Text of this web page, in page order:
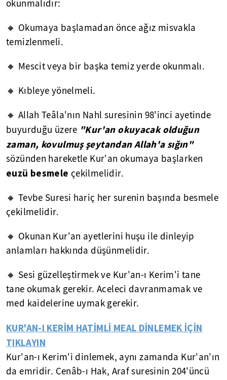
okunmalıdır:
🔸 Okumaya başlamadan önce ağız misvakla
temizlenmeli.
🔸 Mescit veya bir başka temiz yerde okunmalı.
🔸 Kıbleye yönelmeli.
🔸 Allah Teâla'nın Nahl suresinin 98'inci ayetinde
buyurduğu üzere "Kur'an okuyacak olduğun
zaman, kovulmuş şeytandan Allah'a sığın"
sözünden hareketle Kur'an okumaya başlarken
euzü besmele çekilmelidir.
🔸 Tevbe Suresi hariç her surenin başında besmele
çekilmelidir.
🔸 Okunan Kur'an ayetlerini huşu ile dinleyip
anlamları hakkında düşünmelidir.
🔸 Sesi güzelleştirmek ve Kur'an-ı Kerim'i tane
tane okumak gerekir. Aceleci davranmamak ve
med kaidelerine uymak gerekir.
KUR'AN-I KERİM HATİMLİ MEAL DİNLEMEK İÇİN
TIKLAYIN
Kur'an-ı Kerim'i dinlemek, aynı zamanda Kur'an'ın
da emridir. Cenâb-ı Hak, Araf suresinin 204'üncü